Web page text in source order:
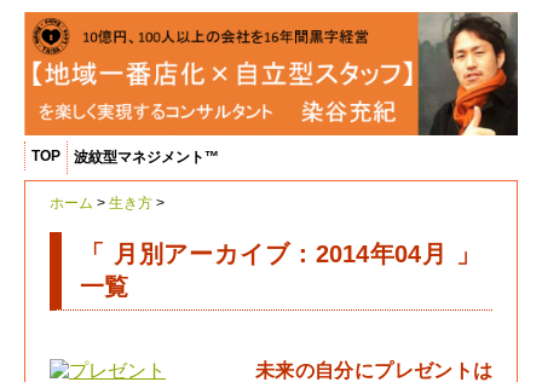
TOP 波紋型マネジメント™
ホーム > 生き方 >
「 月別アーカイブ：2014年04月 」
一覧
未来の自分にプレゼントは